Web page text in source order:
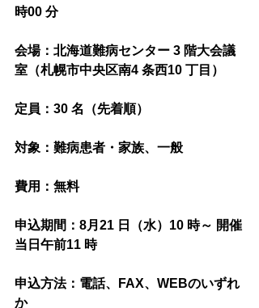
時00 分
会場：北海道難病センター 3 階大会議
室（札幌市中央区南4 条西10 丁目）
定員：30 名（先着順）
対象：難病患者・家族、一般
費用：無料
申込期間：8月21 日（水）10 時～ 開催
当日午前11 時
申込方法：電話、FAX、WEBのいずれ
か